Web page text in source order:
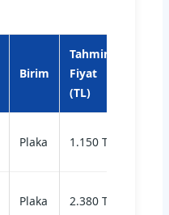
Birim
Tahmini
Fiyat
(TL)
Plaka 1.150 TL
Plaka 2.380 TL